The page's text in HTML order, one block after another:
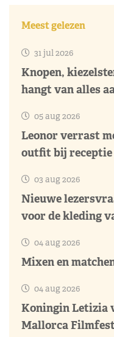
Meest gelezen
31 jul 2026
Knopen,
hangt van alles
05 aug 2026
Leonor verrast
outfit bij
03 aug 2026
Nieuwe
voor de kleding
04 aug 2026
Mixen en
04 aug 2026
Koningin Letizia
Mallorca